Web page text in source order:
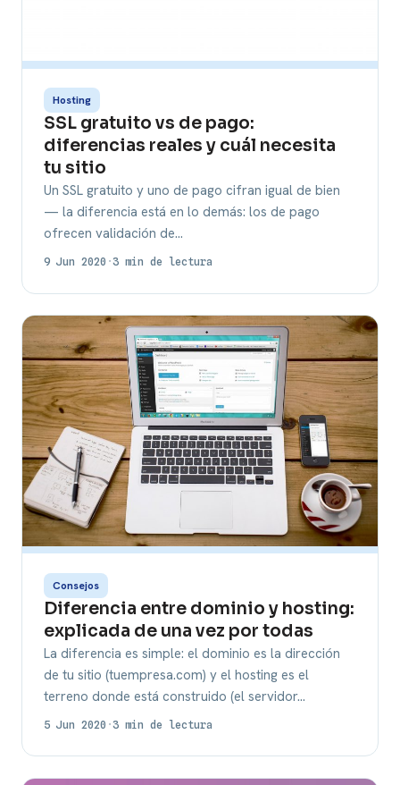
Hosting
SSL gratuito vs de pago:
diferencias reales y cuál necesita
tu sitio
Un SSL gratuito y uno de pago cifran igual de bien
— la diferencia está en lo demás: los de pago
ofrecen validación de…
9 Jun 2020 ·3 min de lectura
Consejos
Diferencia entre dominio y hosting:
explicada de una vez por todas
La diferencia es simple: el dominio es la dirección
de tu sitio (tuempresa.com) y el hosting es el
terreno donde está construido (el servidor…
5 Jun 2020 ·3 min de lectura